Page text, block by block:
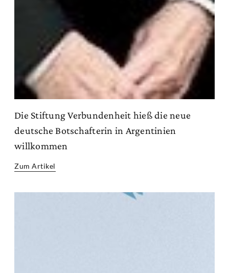
Die Stiftung Verbundenheit hieß die neue
deutsche Botschafterin in Argentinien
willkommen
Zum Artikel